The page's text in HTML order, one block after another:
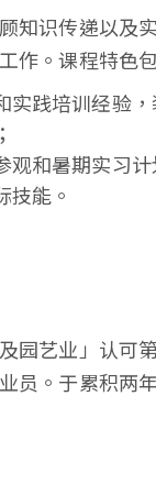
知识传递以及
作。课程特色
实践培训经验
观和暑期实习
技能。
园艺业」认可
员。于累积两